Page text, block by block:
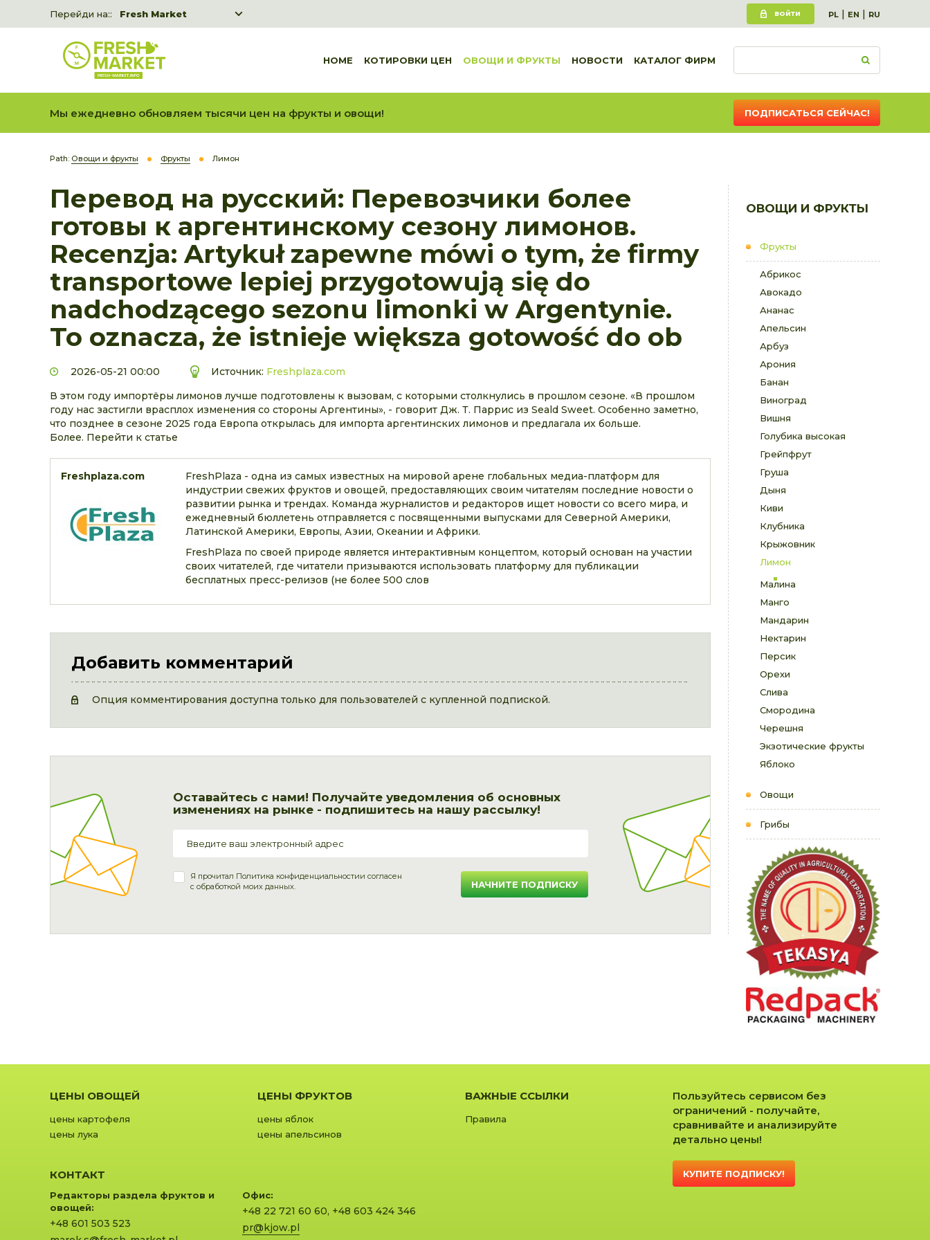
Перейди на::
Fresh Market
Fresh Market event B2B
ВОЙТИ PL | EN | RU
HOME КОТИРОВКИ ЦЕН ОВОЩИ И ФРУКТЫ НОВОСТИ КАТАЛОГ ФИРМ
Мы ежедневно обновляем тысячи цен на фрукты и овощи! ПОДПИСАТЬСЯ СЕЙЧАС!
Path: Овощи и фрукты Фрукты Лимон
ОВОЩИ И ФРУКТЫ
Фрукты
Абрикос
Авокадо
Ананас
Апельсин
Арбуз
Арония
Банан
Виноград
Вишня
Голубика высокая
Грейпфрут
Груша
Дыня
Киви
Клубника
Крыжовник
Лимон
Малина
Манго
Мандарин
Нектарин
Персик
Орехи
Слива
Смородина
Черешня
Экзотические фрукты
Яблоко
Овощи
Грибы
Перевод на русский: Перевозчики более
готовы к аргентинскому сезону лимонов.
Recenzja: Artykuł zapewne mówi o tym, że firmy
transportowe lepiej przygotowują się do
nadchodzącego sezonu limonki w Argentynie.
To oznacza, że istnieje większa gotowość do ob
2026-05-21 00:00 Источник: Freshplaza.com
В этом году импортёры лимонов лучше подготовлены к вызовам, с которыми столкнулись в прошлом сезоне. «В прошлом
году нас застигли врасплох изменения со стороны Аргентины», - говорит Дж. Т. Паррис из Seald Sweet. Особенно заметно,
что позднее в сезоне 2025 года Европа открылась для импорта аргентинских лимонов и предлагала их больше.
Более. Перейти к статье
Freshplaza.com
FreshPlaza - одна из самых известных на мировой арене глобальных медиа-платформ для
индустрии свежих фруктов и овощей, предоставляющих своим читателям последние новости о
развитии рынка и трендах. Команда журналистов и редакторов ищет новости со всего мира, и
ежедневный бюллетень отправляется с посвященными выпусками для Северной Америки,
Латинской Америки, Европы, Азии, Океании и Африки.
FreshPlaza по своей природе является интерактивным концептом, который основан на участии
своих читателей, где читатели призываются использовать платформу для публикации
бесплатных пресс-релизов (не более 500 слов
Добавить комментарий
Опция комментирования доступна только для пользователей с купленной подпиской.
Оставайтесь с нами! Получайте уведомления об основных
изменениях на рынке - подпишитесь на нашу рассылку!
Я прочитал Политика конфиденциальностии согласен
с обработкой моих данных.
НАЧНИТЕ ПОДПИСКУ
ЦЕНЫ ОВОЩЕЙ
цены картофеля
цены лука
ЦЕНЫ ФРУКТОВ
цены яблок
цены апельсинов
ВАЖНЫЕ ССЫЛКИ
Правила
КОНТАКТ
Редакторы раздела фруктов и
овощей:
+48 601 503 523
Офис:
+48 22 721 60 60, +48 603 424 346
pr@kjow.pl
Пользуйтесь сервисом без
ограничений - получайте,
сравнивайте и анализируйте
детально цены!
КУПИТЕ ПОДПИСКУ!